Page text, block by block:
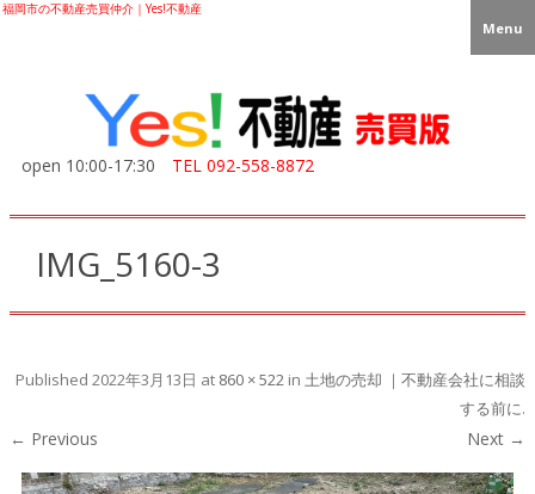
福岡市の不動産売買仲介｜Yes!不動産
open 10:00-17:30 TEL 092-558-8872
Menu
IMG_5160-3
Published 2022年3月13日 at 860 × 522 in 土地の売却 ｜不動産会社に相談
する前に.
← Previous Next →